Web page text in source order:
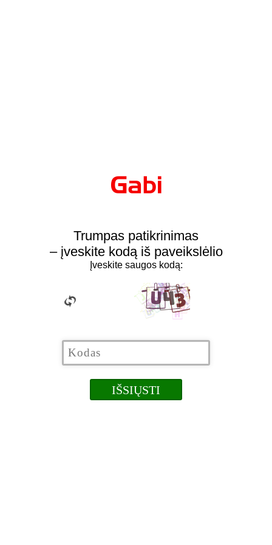
Trumpas patikrinimas
– įveskite kodą iš paveikslėlio
Įveskite saugos kodą: